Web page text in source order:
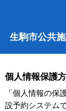
生駒市公共
個人情報保護
「個人情報の保
設予約システム